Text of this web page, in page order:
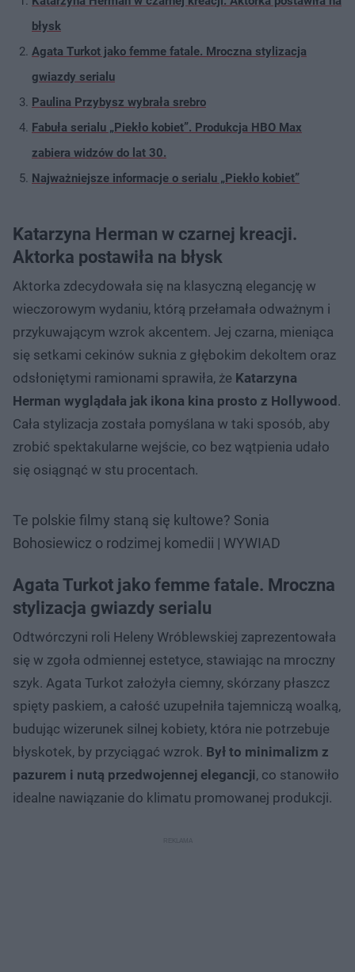
błysk
Agata Turkot jako femme fatale. Mroczna stylizacja
gwiazdy serialu
Paulina Przybysz wybrała srebro
Fabuła serialu „Piekło kobiet”. Produkcja HBO Max
zabiera widzów do lat 30.
Najważniejsze informacje o serialu „Piekło kobiet”
Katarzyna Herman w czarnej kreacji.
Aktorka postawiła na błysk
Aktorka zdecydowała się na klasyczną elegancję w
wieczorowym wydaniu, którą przełamała odważnym i
przykuwającym wzrok akcentem. Jej czarna, mieniąca
się setkami cekinów suknia z głębokim dekoltem oraz
odsłoniętymi ramionami sprawiła, że Katarzyna
Herman wyglądała jak ikona kina prosto z Hollywood.
Cała stylizacja została pomyślana w taki sposób, aby
zrobić spektakularne wejście, co bez wątpienia udało
się osiągnąć w stu procentach.
Te polskie filmy staną się kultowe? Sonia
Bohosiewicz o rodzimej komedii | WYWIAD
Agata Turkot jako femme fatale. Mroczna
stylizacja gwiazdy serialu
Odtwórczyni roli Heleny Wróblewskiej zaprezentowała
się w zgoła odmiennej estetyce, stawiając na mroczny
szyk. Agata Turkot założyła ciemny, skórzany płaszcz
spięty paskiem, a całość uzupełniła tajemniczą woalką,
budując wizerunek silnej kobiety, która nie potrzebuje
błyskotek, by przyciągać wzrok. Był to minimalizm z
pazurem i nutą przedwojennej elegancji, co stanowiło
idealne nawiązanie do klimatu promowanej produkcji.